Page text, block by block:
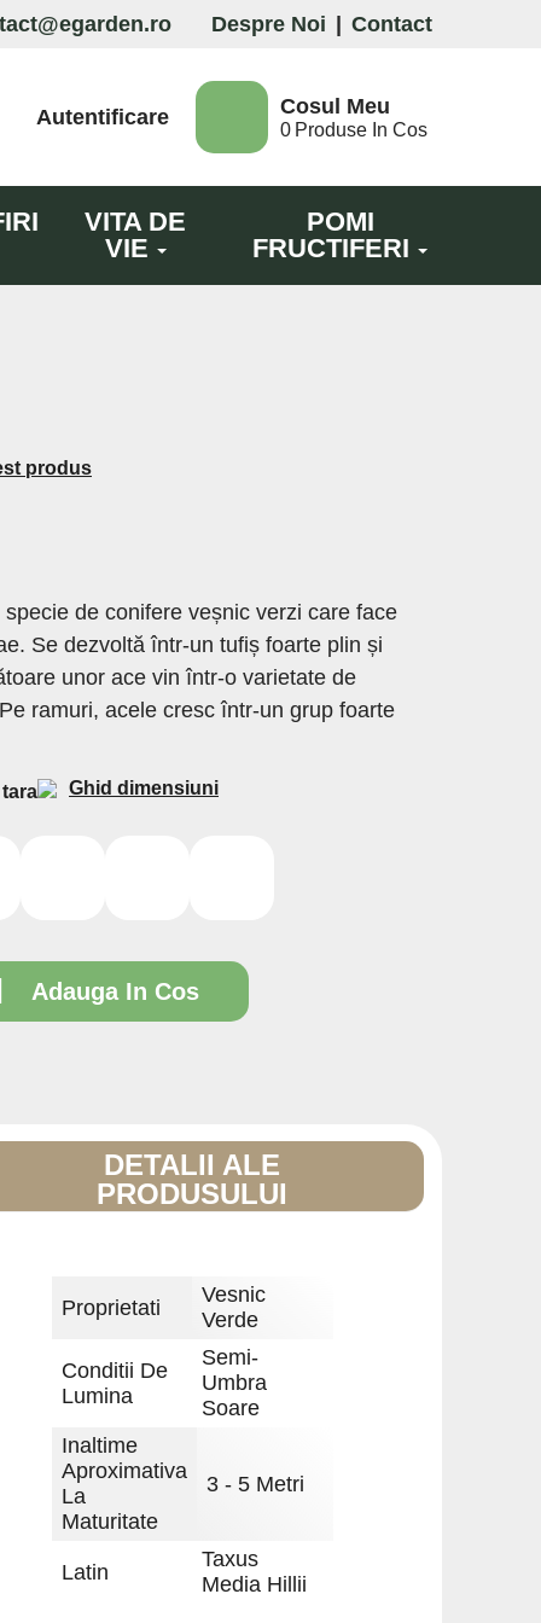
Despre Noi Contact
Autentificare Cosul Meu
0 Produse In Cos
VITA DE
VIE
POMI
FRUCTIFERI
produs
de conifere veșnic verzi care face
Se dezvoltă într-un tufiș foarte plin și
unor ace vin într-o varietate de
ramuri, acele cresc într-un grup foarte
Ghid dimensiuni
Adauga In Cos
DETALII ALE
PRODUSULUI
Proprietati
Vesnic
Verde
Conditii De
Lumina
Semi-
Umbra
Soare
Inaltime
Aproximativa
La
Maturitate
3 - 5 Metri
Latin
Taxus
Media Hillii